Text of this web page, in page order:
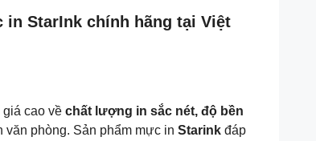
in StarInk chính hãng tại Việt
cao về chất lượng in sắc nét, độ bền
văn phòng. Sản phẩm mực in Starink đáp